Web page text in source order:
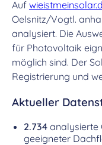
Auf
Oelsnitz/Vogtl.
analysiert. Die
für Photovoltaik
möglich sind. Der
Registrierung und
Aktueller
2.734 analysierte
geeigneter